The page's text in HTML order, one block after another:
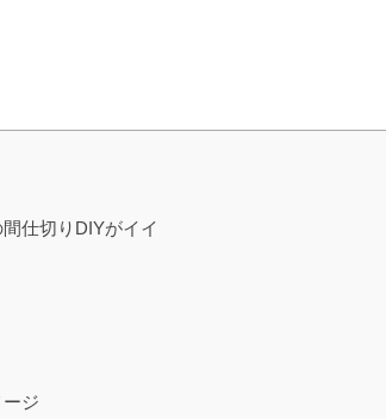
仕切りDIYがイイ
ジ